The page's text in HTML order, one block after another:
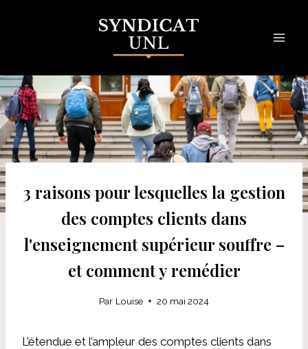
3 raisons pour lesquelles la gestion
des comptes clients dans
l'enseignement supérieur souffre –
et comment y remédier
Par Louise 20 mai 2024
L’étendue et l’ampleur des comptes clients dans